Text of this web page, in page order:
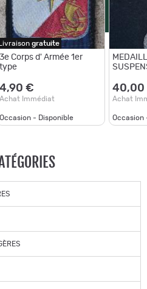
Livraison gratuite
3e Corps d' Armée 1er
type
4,90 €
Achat Immédiat
Occasion - Disponible
40,00
Achat
Occasion